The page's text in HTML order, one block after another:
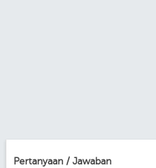
Pertanyaan / Jawaban